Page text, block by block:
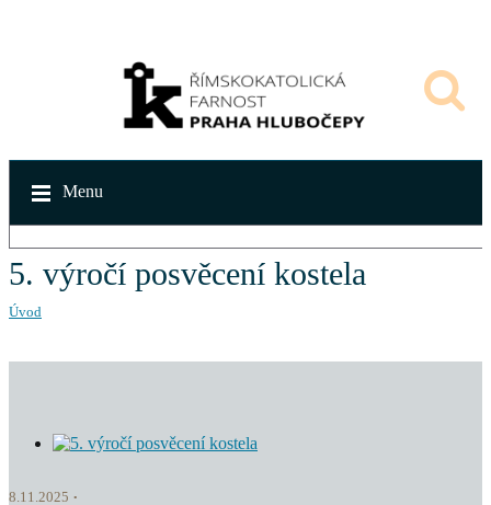
Menu
5. výročí posvěcení kostela
Úvod
8.11.2025